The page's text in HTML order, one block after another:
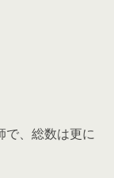
、総数は更に